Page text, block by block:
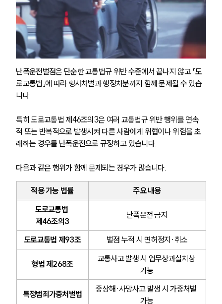
난폭운전벌점은 단순한 교통법규 위반 수준에서 끝나지 않고 「도
로교통법」에 따라 형사처벌과 행정처분까지 함께 문제될 수 있습
니다.
특히 도로교통법 제46조의3은 여러 교통법규 위반 행위를 연속
적 또는 반복적으로 발생시켜 다른 사람에게 위협이나 위험을 초
래하는 경우를 난폭운전으로 규정하고 있습니다.
다음과 같은 행위가 함께 문제되는 경우가 많습니다.
적용 가능 법률
주요 내용
도로교통법
제46조의3
난폭운전 금지
도로교통법 제93조 벌점 누적 시 면허정지·취소
형법 제268조
교통사고 발생 시 업무상과실치상
가능
특정범죄가중처벌법
중상해·사망사고 발생 시 가중처벌
가능